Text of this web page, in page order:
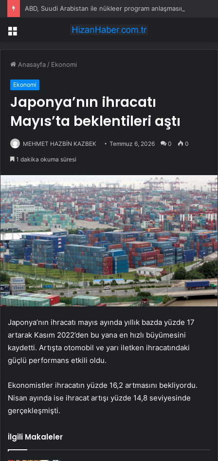
Menü
Anasayfa / Ekonomi
Ekonomi
Japonya’nın ihracatı
Mayıs’ta beklentileri aştı
MEHMET HAZBİN KAZBEK Temmuz 6, 2026 0 0
1 dakika okuma süresi
Japonya’nın ihracatı mayıs ayında yıllık bazda yüzde 17
artarak Kasım 2022’den bu yana en hızlı büyümesini
kaydetti. Artışta otomobil ve yarı iletken ihracatındaki
güçlü performans etkili oldu.
Ekonomistler ihracatın yüzde 16,2 artmasını bekliyordu.
Nisan ayında ise ihracat artışı yüzde 14,8 seviyesinde
gerçekleşmişti.
İlgili Makaleler